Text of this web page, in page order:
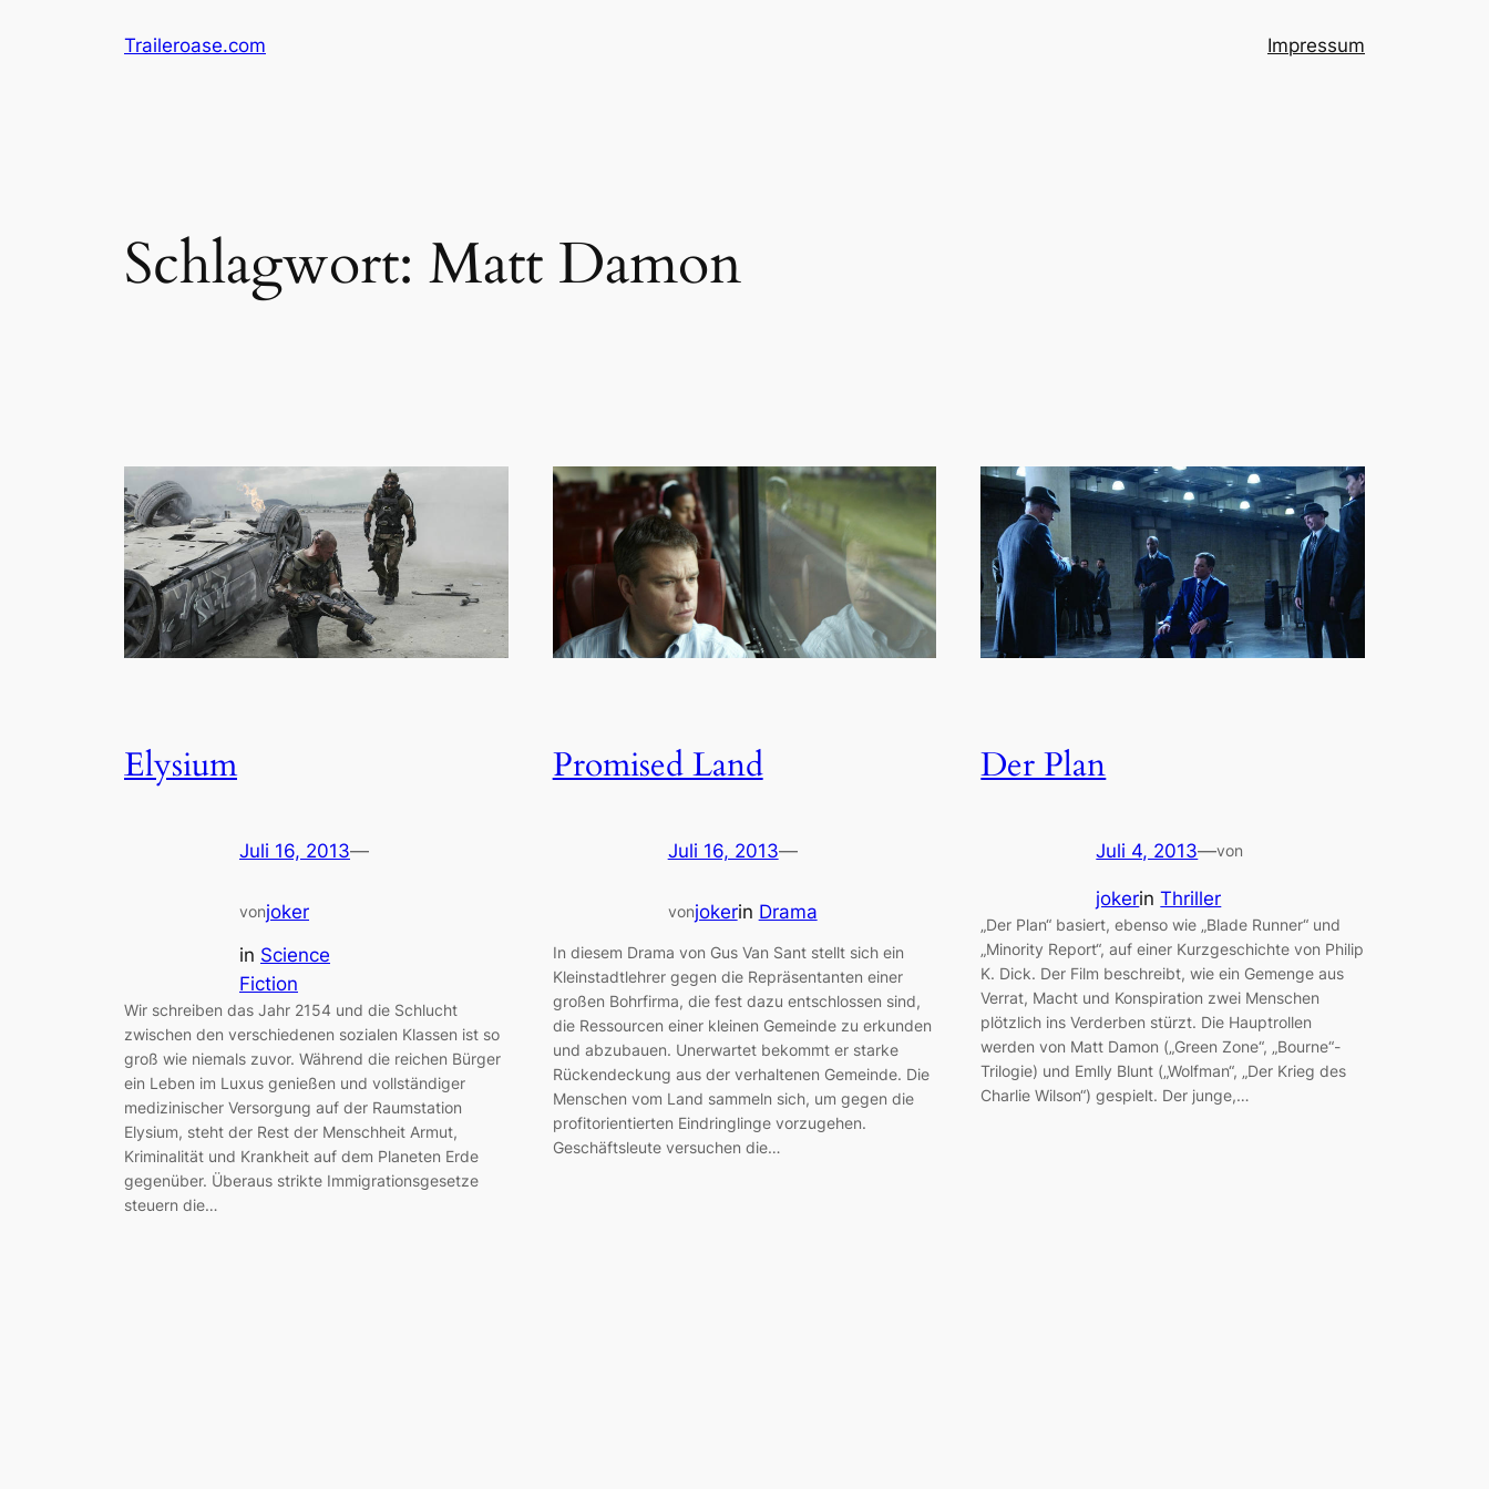
Traileroase.com Impressum
Schlagwort: Matt Damon
Elysium
Juli 16, 2013—
vonjoker
in Science
Fiction
Wir schreiben das Jahr 2154 und die Schlucht
zwischen den verschiedenen sozialen Klassen ist so
groß wie niemals zuvor. Während die reichen Bürger
ein Leben im Luxus genießen und vollständiger
medizinischer Versorgung auf der Raumstation
Elysium, steht der Rest der Menschheit Armut,
Kriminalität und Krankheit auf dem Planeten Erde
gegenüber. Überaus strikte Immigrationsgesetze
steuern die…
Promised Land
Juli 16, 2013—
vonjokerin Drama
In diesem Drama von Gus Van Sant stellt sich ein
Kleinstadtlehrer gegen die Repräsentanten einer
großen Bohrfirma, die fest dazu entschlossen sind,
die Ressourcen einer kleinen Gemeinde zu erkunden
und abzubauen. Unerwartet bekommt er starke
Rückendeckung aus der verhaltenen Gemeinde. Die
Menschen vom Land sammeln sich, um gegen die
profitorientierten Eindringlinge vorzugehen.
Geschäftsleute versuchen die…
Der Plan
Juli 4, 2013—von
jokerinThriller
„Der Plan“ basiert, ebenso wie „Blade Runner“ und
„Minority Report“, auf einer Kurzgeschichte von Philip
K. Dick. Der Film beschreibt, wie ein Gemenge aus
Verrat, Macht und Konspiration zwei Menschen
plötzlich ins Verderben stürzt. Die Hauptrollen
werden von Matt Damon („Green Zone“, „Bourne“-
Trilogie) und Emlly Blunt („Wolfman“, „Der Krieg des
Charlie Wilson“) gespielt. Der junge,…